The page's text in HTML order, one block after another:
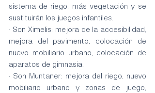
sistema de riego, más vegetación y se
sustituirán los juegos infantiles.
· Son Ximelis: mejora de la accesibilidad,
mejora del pavimento, colocación de
nuevo mobiliario urbano, colocación de
aparatos de gimnasia.
· Son Muntaner: mejora del riego, nuevo
mobiliario urbano y zonas de juego,